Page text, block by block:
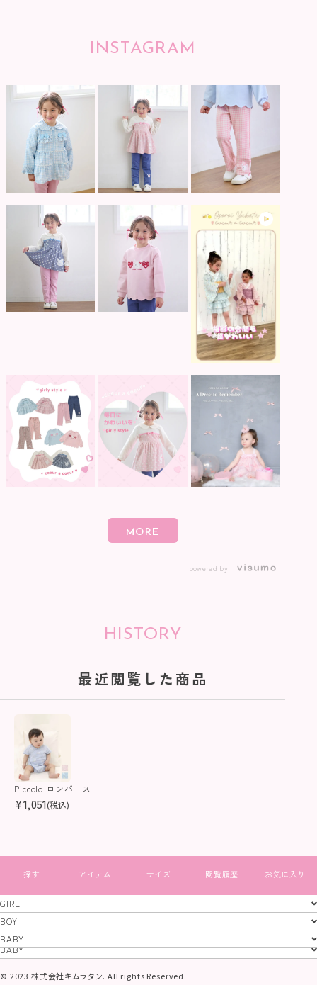
INSTAGRAM
powered by
HISTORY
最近閲覧した商品
Piccolo ロンパース
¥1,051(税込)
すべて見る
GIRL
BOY
BABY
GIRL
BOY
BABY
© 2023 株式会社キムラタン. All rights Reserved.